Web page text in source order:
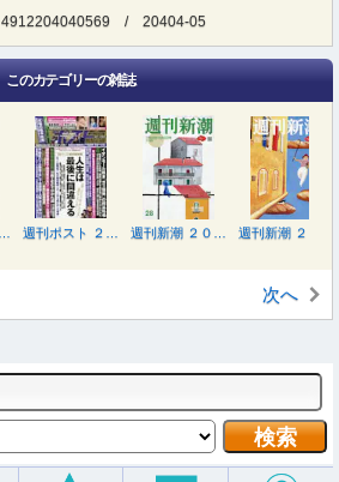
4912204040569 /20404-05
このカテゴリーの雑誌
次へ